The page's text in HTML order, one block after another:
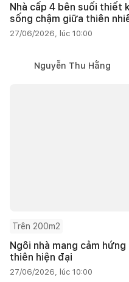
Nhà cấp 4 bên suối thiết
sống chậm giữa thiên
27/06/2026, lúc 10:00
Nguyễn Thu Hằng
Trên 200m2
Ngôi nhà mang cảm
thiên hiện đại
27/06/2026, lúc 10:00